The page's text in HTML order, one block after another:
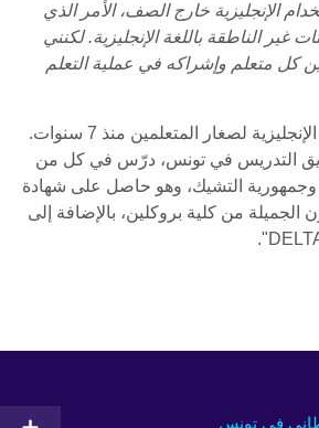
الإنجليزية خارج الصف، الأمر الذي
غير الناطقة باللغة الإنجليزية. لكنني
كل متعلم وإشراكه في عملية التعلم
يعمل دون في تدريس الإنجليزية لصغار المتعلمين منذ 7 سنوات.
التدريس في تونس، درّس في كل من
وجمهورية التشيك، وهو حاصل على شهادة
الجميلة من كلية بروكلين، بالإضافة إلى
في تونس